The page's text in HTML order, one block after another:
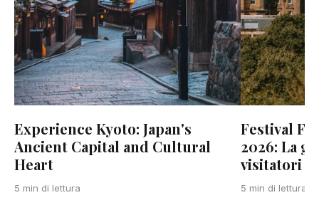
Experience Kyoto: Japan's
Ancient Capital and Cultural
Heart
5 min di lettura
Festival
2026: La
visitatori
5 min di lettura